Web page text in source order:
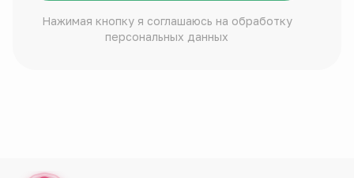
Нажимая кнопку я соглашаюсь на обработку
персональных данных